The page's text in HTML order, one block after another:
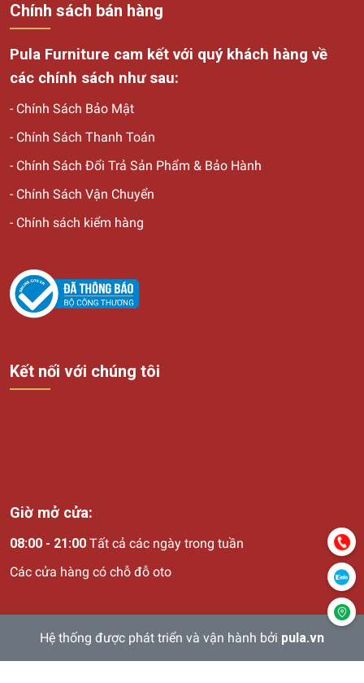
Chính sách bán hàng
Pula Furniture cam kết với quý khách hàng về
các chính sách như sau:
- Chính Sách Bảo Mật
- Chính Sách Thanh Toán
- Chính Sách Đổi Trả Sản Phẩm & Bảo Hành
- Chính Sách Vận Chuyển
- Chính sách kiểm hàng
Kết nối với chúng tôi
Giờ mở cửa:
08:00 - 21:00 Tất cả các ngày trong tuần
Các cửa hàng có chỗ đỗ oto
Hệ thống được phát triển và vận hành bởi pula.vn